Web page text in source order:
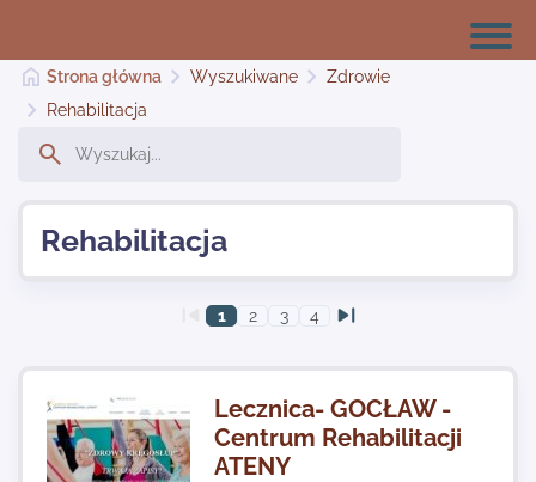
Kontakt
Strona główna Wyszukiwane
Zdrowie
Rehabilitacja
Rehabilitacja
1 2 3 4
Lecznica- GOCŁAW -
Centrum Rehabilitacji
ATENY